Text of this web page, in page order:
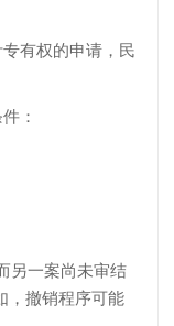
有权的申请，民
：
另一案尚未审结
，撤销程序可能